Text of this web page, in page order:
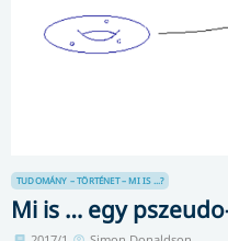
TUDOMÁNY – TÖRTÉNET – MI IS ...?
Mi is … egy